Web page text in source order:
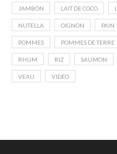
JAMBON LAIT DE COCO
NUTELLA OIGNON PAIN
POMMES POMMES DE TERRE
RHUM RIZ SAUMON
VEAU VIDÉO